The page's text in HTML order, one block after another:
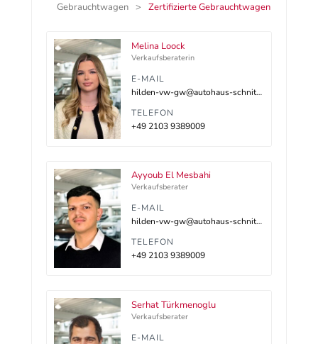
Gebrauchtwagen Zertifizierte Gebrauchtwagen
Melina Loock
Verkaufsberaterin
E-MAIL
hilden-vw-gw@autohaus-schnitzler.dealerdesk.de
TELEFON
+49 2103 9389009
Ayyoub El Mesbahi
Verkaufsberater
E-MAIL
hilden-vw-gw@autohaus-schnitzler.dealerdesk.de
TELEFON
+49 2103 9389009
Serhat Türkmenoglu
Verkaufsberater
E-MAIL